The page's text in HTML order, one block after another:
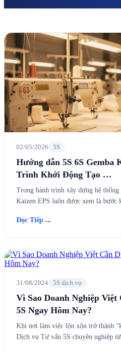
02/05/2026 5S
Hướng dẫn 5S 6S Gemba
Trình Khởi Động Tạo …
Trong hành trình xây dựng hệ thống
Kaizen EPS luôn được xem là
Đọc Tiếp →
31/08/2024 5S dịch vụ
Vì Sao Doanh Nghiệp
5S Ngay Hôm Nay?
Khi nơi làm việc lộn xộn trở thành
Dịch vụ Tư vấn 5S chuyên nghiệp